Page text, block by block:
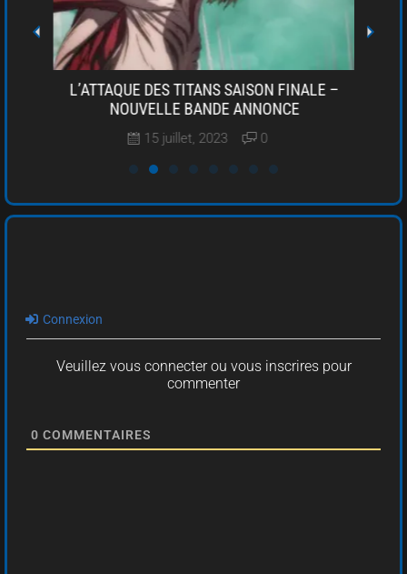
L’ATTAQUE DES TITANS SAISON FINALE –
NOUVELLE BANDE ANNONCE
15 juillet, 2023 0
Connexion
Veuillez vous connecter ou vous inscrires pour
commenter
0 COMMENTAIRES